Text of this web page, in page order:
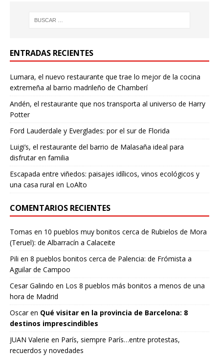
ENTRADAS RECIENTES
Lumara, el nuevo restaurante que trae lo mejor de la cocina
extremeña al barrio madrileño de Chamberí
Andén, el restaurante que nos transporta al universo de Harry
Potter
Ford Lauderdale y Everglades: por el sur de Florida
Luigi’s, el restaurante del barrio de Malasaña ideal para
disfrutar en familia
Escapada entre viñedos: paisajes idílicos, vinos ecológicos y
una casa rural en LoAlto
COMENTARIOS RECIENTES
Tomas en 10 pueblos muy bonitos cerca de Rubielos de Mora
(Teruel): de Albarracín a Calaceite
Pili en 8 pueblos bonitos cerca de Palencia: de Frómista a
Aguilar de Campoo
Cesar Galindo en Los 8 pueblos más bonitos a menos de una
hora de Madrid
Oscaren Qué visitar en la provincia de Barcelona: 8
destinos imprescindibles
JUAN Valerie en París, siempre París…entre protestas,
recuerdos y novedades